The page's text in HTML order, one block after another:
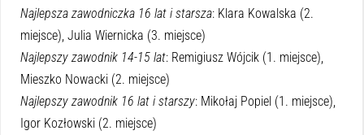
Najlepsza zawodniczka 16 lat i starsza: Klara Kowalska (2.
miejsce), Julia Wiernicka (3. miejsce)
Najlepszy zawodnik 14-15 lat: Remigiusz Wójcik (1. miejsce),
Mieszko Nowacki (2. miejsce)
Najlepszy zawodnik 16 lat i starszy: Mikołaj Popiel (1. miejsce),
Igor Kozłowski (2. miejsce)